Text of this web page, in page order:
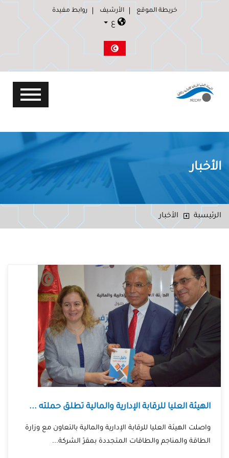
خريطة الموقع الأرشيف روابط مفيدة
ع
الأخبار
الرئيسبة الأخبار
الهيئة العليا للرقابة الإدارية والمالية تطلق حملته ...
واصلت الهيئة العليا للرقابة الإدارية والمالية بالتعاون مع وزارة
الطاقة والمناجم والطاقات المتجددة بمقرّ الشركة...